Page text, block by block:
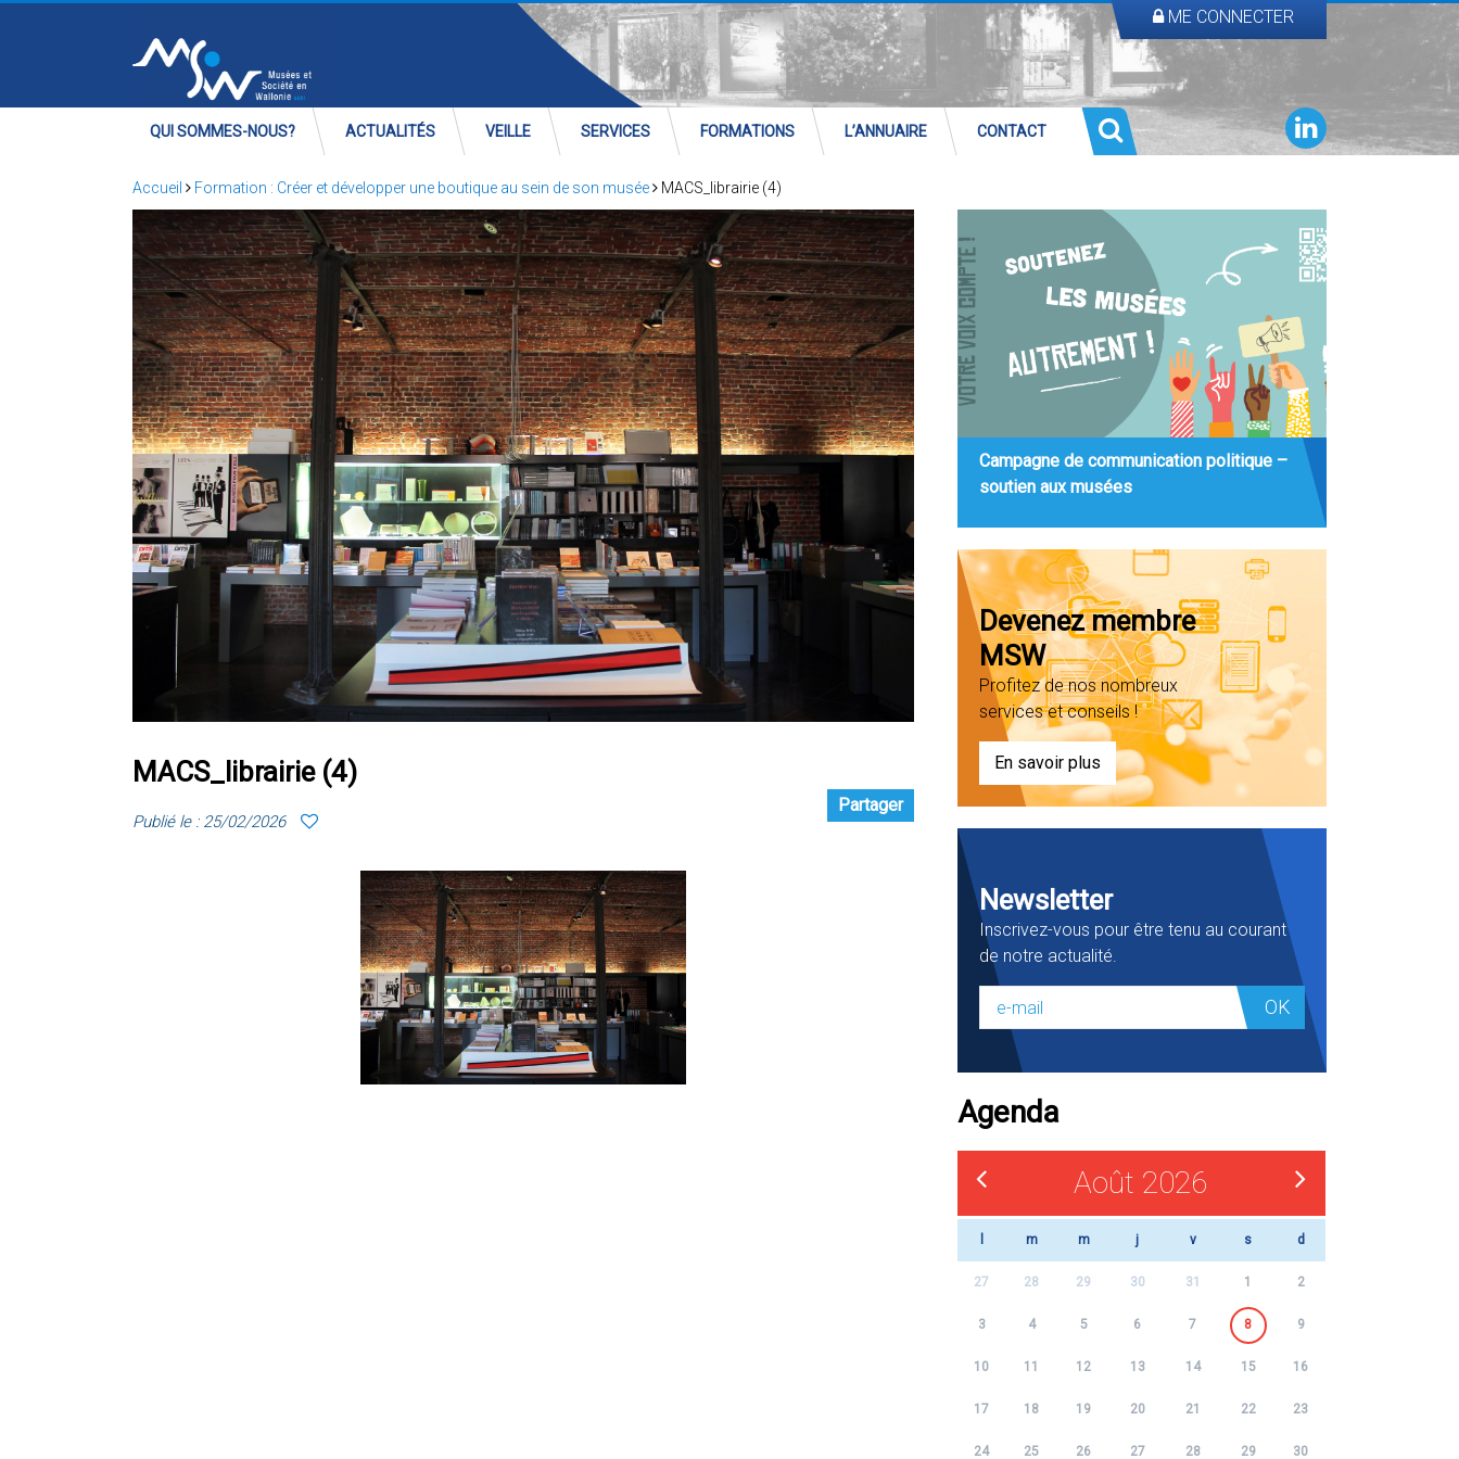
ME CONNECTER
QUI SOMMES-NOUS? ACTUALITÉS VEILLE SERVICES FORMATIONS L’ANNUAIRE CONTACT
Accueil Formation : Créer et développer une boutique au sein de son musée MACS_librairie (4)
MACS_librairie (4)
Publié le : 25/02/2026
Partager
Campagne de communication politique –
soutien aux musées
Devenez membre
MSW
Profitez de nos nombreux
services et conseils !
En savoir plus
Newsletter
Inscrivez-vous pour être tenu au courant
de notre actualité.
OK
Agenda
Août 2026
m m j v s d
27 28 29 30 31 1 2
3 4 5 6 7 8 9
10 11 12 13 14 15 16
17 18 19 20 21 22 23
24 25 26 27 28 29 30